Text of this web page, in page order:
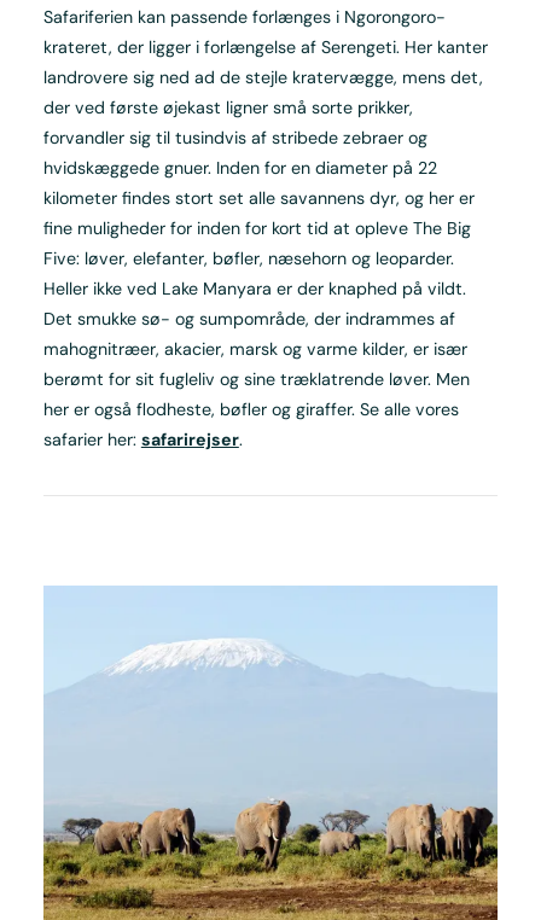
Safariferien kan passende forlænges i Ngorongoro-
krateret, der ligger i forlængelse af Serengeti. Her kanter
landrovere sig ned ad de stejle kratervægge, mens det,
der ved første øjekast ligner små sorte prikker,
forvandler sig til tusindvis af stribede zebraer og
hvidskæggede gnuer. Inden for en diameter på 22
kilometer findes stort set alle savannens dyr, og her er
fine muligheder for inden for kort tid at opleve The Big
Five: løver, elefanter, bøfler, næsehorn og leoparder.
Heller ikke ved Lake Manyara er der knaphed på vildt.
Det smukke sø- og sumpområde, der indrammes af
mahognitræer, akacier, marsk og varme kilder, er især
berømt for sit fugleliv og sine træklatrende løver. Men
her er også flodheste, bøfler og giraffer. Se alle vores
safarier her: safarirejser.